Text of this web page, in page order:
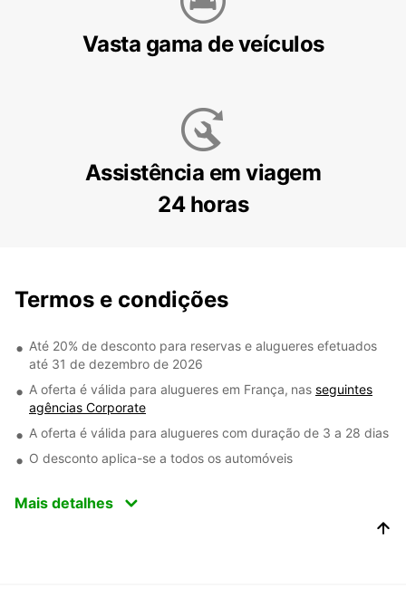
Vasta gama de veículos
Assistência em viagem
24 horas
Termos e condições
Até 20% de desconto para reservas e alugueres efetuados
até 31 de dezembro de 2026
A oferta é válida para alugueres em França, nas seguintes
agências Corporate
A oferta é válida para alugueres com duração de 3 a 28 dias
O desconto aplica-se a todos os automóveis
Mais detalhes